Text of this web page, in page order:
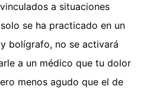
a situaciones
se ha practicado en un
bolígrafo, no se activará
a un médico que tu dolor
menos agudo que el de